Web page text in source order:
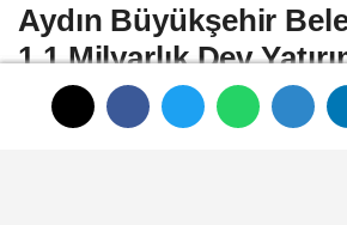
Aydın Büyükşehir
1,1 Milyarlık Dev
Aydın Büyükşehir Belediye